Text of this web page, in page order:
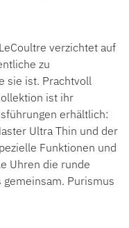
verzichtet auf
zu
sie ist. Prachtvoll
ist ihr
erhältlich:
Ultra Thin und der
Funktionen und
Uhren die runde
Purismus